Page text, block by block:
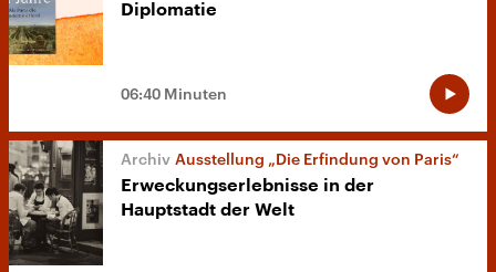
Diplomatie
06:40 Minuten
Ausstellung „Die Erfindung von Paris“
Erweckungserlebnisse in der
Hauptstadt der Welt